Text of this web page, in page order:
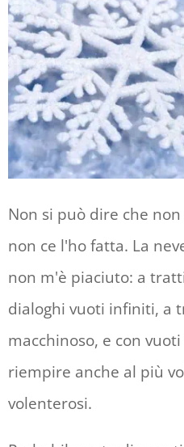
Non si può dire che
non ce l'ho fatta. La
non m'è piaciuto: a
dialoghi vuoti infiniti, a
macchinoso, e con
riempire anche al più
volenterosi.